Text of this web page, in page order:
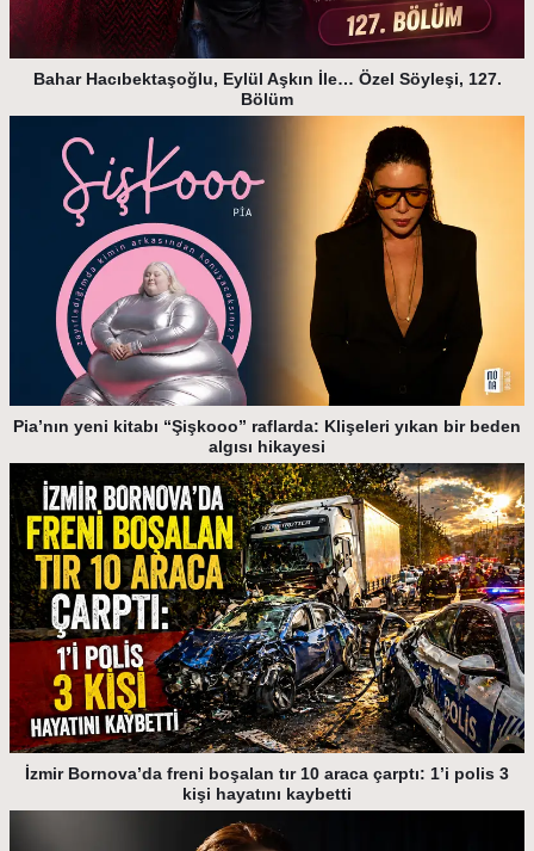
Bahar Hacıbektaşoğlu, Eylül Aşkın İle… Özel Söyleşi, 127.
Bölüm
Pia’nın yeni kitabı “Şişkooo” raflarda: Klişeleri yıkan bir beden
algısı hikayesi
İzmir Bornova’da freni boşalan tır 10 araca çarptı: 1’i polis 3
kişi hayatını kaybetti